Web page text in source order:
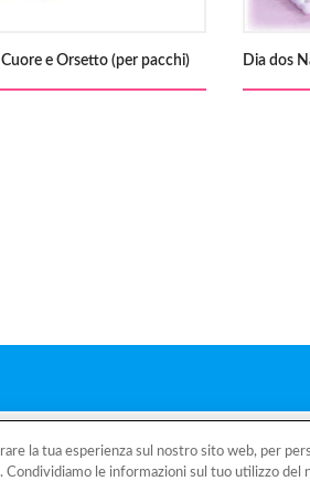
e Orsetto (per pacchi) Dia dos
Home
la tua esperienza sul nostro sito web, per
Condividiamo le informazioni sul tuo utilizzo